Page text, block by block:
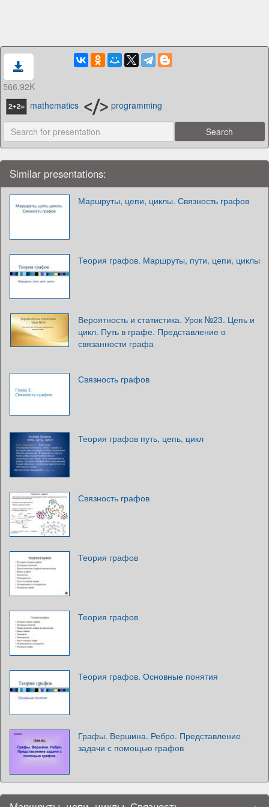
566.92K
mathematics
programming
Similar presentations:
Маршруты, цепи, циклы. Связность графов
Теория графов. Маршруты, пути, цепи, циклы
Вероятность и статистика. Урок №23. Цепь и
цикл. Путь в графе. Представление о
связанности графа
Связность графов
Теория графов путь, цепь, цикл
Связность графов
Теория графов
Теория графов
Теория графов. Основные понятия
Графы. Вершина. Ребро. Представление
задачи с помощью графов